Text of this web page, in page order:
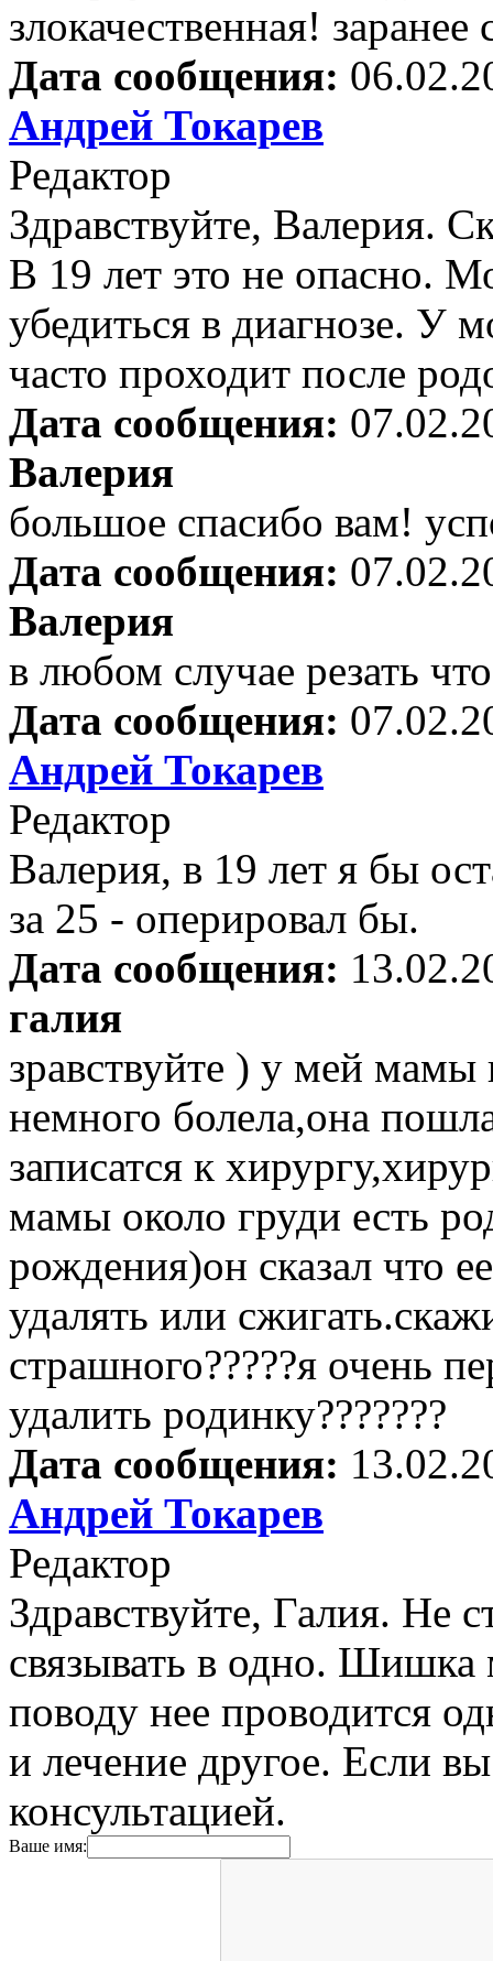
злокачественная!
Дата сообщения:
Андрей Токарев
Редактор
Здравствуйте, Валерия.
В 19 лет это не опасно.
убедиться в диагнозе. У
часто проходит после
Дата сообщения:
Валерия
большое спасибо вам!
Дата сообщения:
Валерия
в любом случае резать
Дата сообщения:
Андрей Токарев
Редактор
Валерия, в 19 лет я бы
за 25 - оперировал бы.
Дата сообщения:
галия
зравствуйте ) у мей
немного болела,она
записатся к
мамы около груди есть
рождения)он сказал что
удалять или
страшного?????я очень
удалить родинку???????
Дата сообщения:
Андрей Токарев
Редактор
Здравствуйте, Галия. Не
связывать в одно. Шишка
поводу нее проводится
и лечение другое. Если
консультацией.
Ваше имя: